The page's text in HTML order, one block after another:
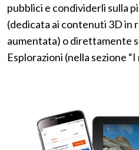
pubblici e condividerli sulla
(dedicata ai contenuti 3D in
aumentata) o direttamente
Esplorazioni (nella sezione